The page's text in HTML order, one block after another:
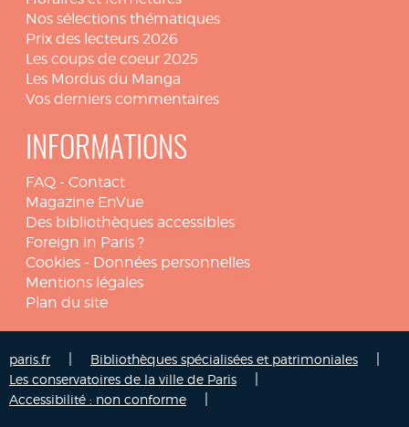
Nos sélections thématiques
Prix des lecteurs 2026
Les coups de coeur 2025
Les Mordus du Manga
Vos derniers commentaires
INFORMATIONS
FAQ - Contact
Magazine EnVue
Des bibliothèques accessibles
Foreign in Paris ?
Cookies - Données personnelles
Mentions légales
Plan du site
paris.fr Bibliothèques spécialisées et patrimoniales
Les conservatoires de la ville de Paris
Accessibilité : non conforme